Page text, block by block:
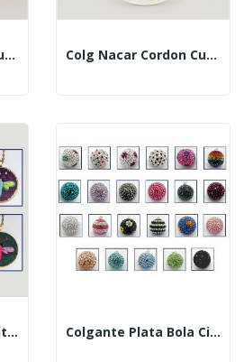
Colg Nacar Cordon Cuero Don Azul Colg Nacar Cordon Cuero Don Bco
Colgante Metal Y Fieltro. Modelo Libelula Colgante Plata Bola Circonita 18mm. Colores Surtid